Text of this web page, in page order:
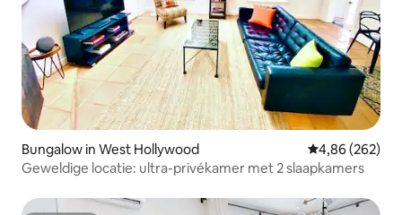
Bungalow in West Hollywood Gemiddelde
4,86 (262)
Geweldige locatie: ultra-privékamer met 2 slaapkamers